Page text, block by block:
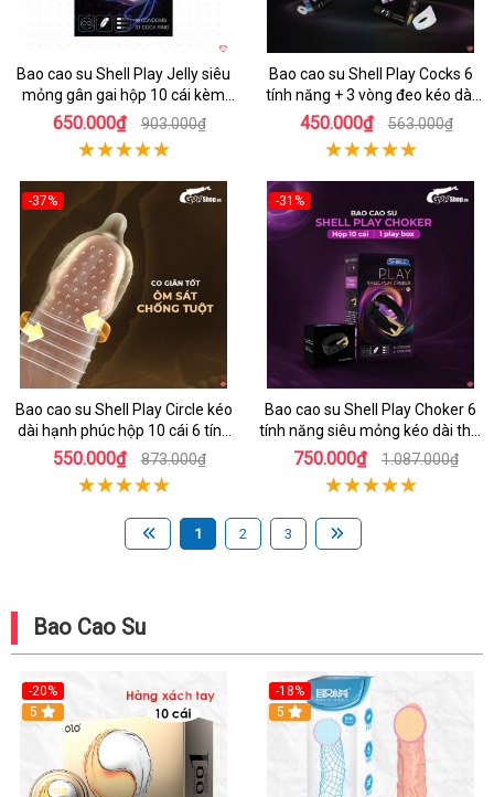
Bao cao su Shell Play Jelly siêu
mỏng gân gai hộp 10 cái kèm
vòng kéo dài
650.000₫ 903.000₫
Bao cao su Shell Play Cocks 6
tính năng + 3 vòng đeo kéo dài
cực bền
450.000₫ 563.000₫
-37%
Bao cao su Shell Play Circle kéo
dài hạnh phúc hộp 10 cái 6 tính
năng
550.000₫ 873.000₫
-31%
Hot
Bao cao su Shell Play Choker 6
tính năng siêu mỏng kéo dài thời
gian hộp 10
750.000₫ 1.087.000₫
1 2 3
Bao Cao Su
-20%
Hot
5
-18%
5